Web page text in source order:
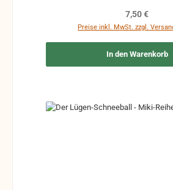
Regulärer
7,50 €
Preise inkl. MwSt. zzgl.
In den Warenkorb